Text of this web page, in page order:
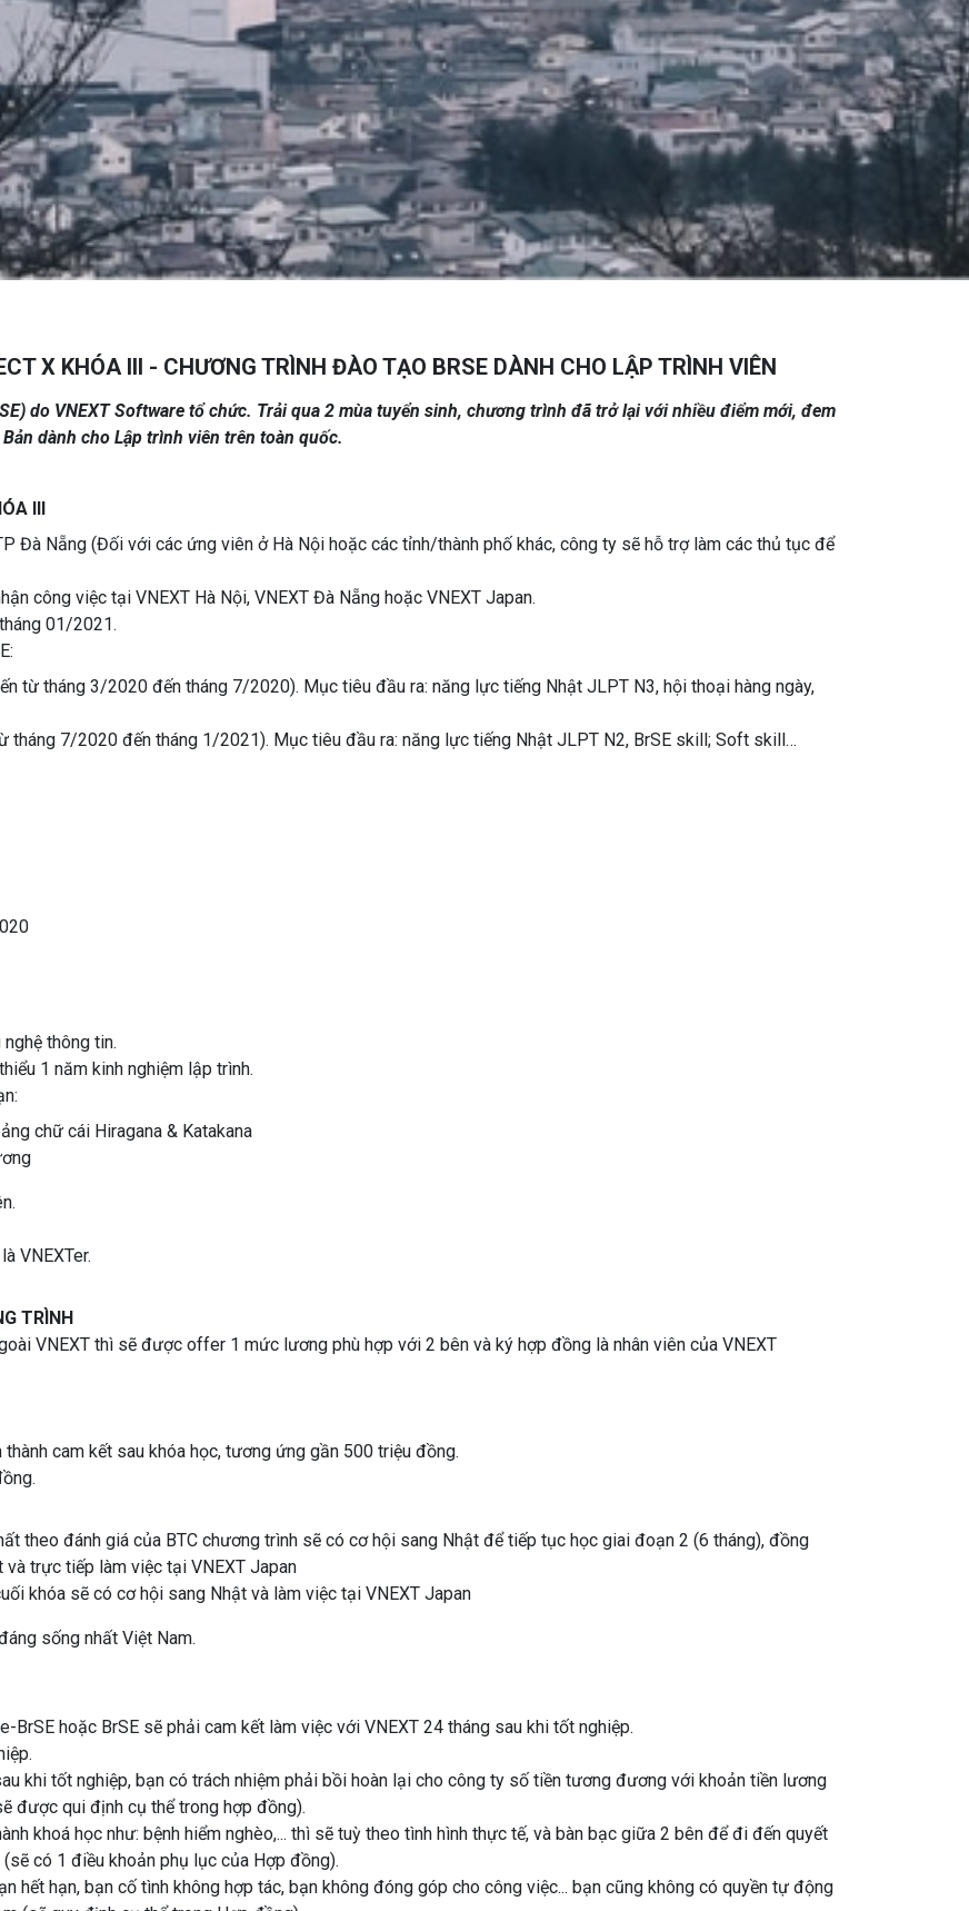
X KHÓA III - CHƯƠNG TRÌNH ĐÀO TẠO BRSE DÀNH CHO LẬP TRÌNH VIÊN
do VNEXT Software tổ chức. Trải qua 2 mùa tuyển sinh, chương trình đã trở lại với nhiều điểm mới, đem
dành cho Lập trình viên trên toàn quốc.
III
Đà Nẵng (Đối với các ứng viên ở Hà Nội hoặc các tỉnh/thành phố khác, công ty sẽ hỗ trợ làm các thủ tục để
công việc tại VNEXT Hà Nội, VNEXT Đà Nẵng hoặc VNEXT Japan.
01/2021.
từ tháng 3/2020 đến tháng 7/2020). Mục tiêu đầu ra: năng lực tiếng Nhật JLPT N3, hội thoại hàng ngày,
tháng 7/2020 đến tháng 1/2021). Mục tiêu đầu ra: năng lực tiếng Nhật JLPT N2, BrSE skill; Soft skill…
thông tin.
1 năm kinh nghiệm lập trình.
chữ cái Hiragana & Katakana
VNEXTer.
TRÌNH
VNEXT thì sẽ được offer 1 mức lương phù hợp với 2 bên và ký hợp đồng là nhân viên của VNEXT
cam kết sau khóa học, tương ứng gần 500 triệu đồng.
theo đánh giá của BTC chương trình sẽ có cơ hội sang Nhật để tiếp tục học giai đoạn 2 (6 tháng), đồng
trực tiếp làm việc tại VNEXT Japan
khóa sẽ có cơ hội sang Nhật và làm việc tại VNEXT Japan
sống nhất Việt Nam.
hoặc BrSE sẽ phải cam kết làm việc với VNEXT 24 tháng sau khi tốt nghiệp.
khi tốt nghiệp, bạn có trách nhiệm phải bồi hoàn lại cho công ty số tiền tương đương với khoản tiền lương
được qui định cụ thể trong hợp đồng).
khoá học như: bệnh hiểm nghèo,... thì sẽ tuỳ theo tình hình thực tế, và bàn bạc giữa 2 bên để đi đến quyết
có 1 điều khoản phụ lục của Hợp đồng).
hạn, bạn cố tình không hợp tác, bạn không đóng góp cho công việc... bạn cũng không có quyền tự động